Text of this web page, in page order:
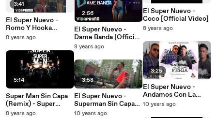
3:41
El Super Nuevo -
Romo Y Hooka
[Official Video]
8 years ago
5:14
Super Man Sin Capa
(Remix) - Super
Nuevo x Secreto x
8 years ago
2:56
El Super Nuevo -
Dame Banda [Official
Video]
8 years ago
3:58
El Super Nuevo -
Superman Sin Capa
[Official Video]
10 years ago
El Super Nuevo -
Coco [Official Video]
8 years ago
3:25
El Super Nuevo -
Andamos Con La
Feria ft. La Tolta MC
10 years ago